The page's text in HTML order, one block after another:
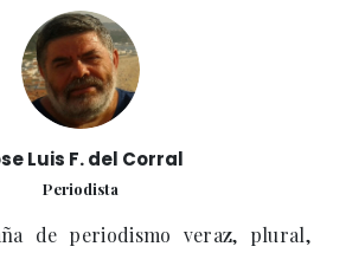
Luis F. del Corral
Periodista
de periodismo veraz, plural,